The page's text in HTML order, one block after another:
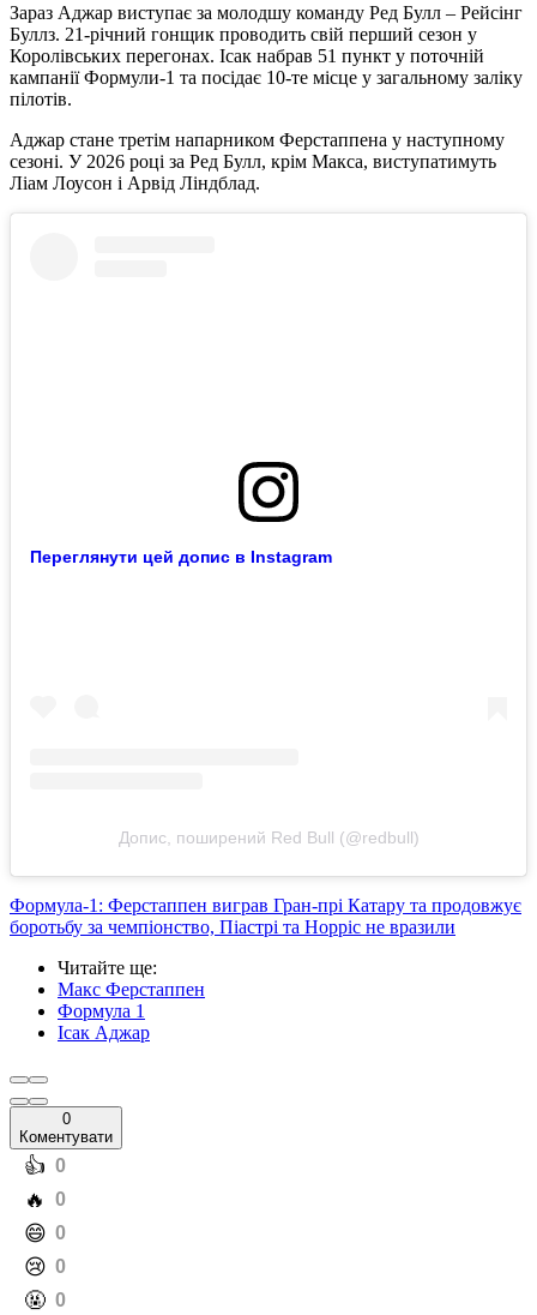
Зараз Аджар виступає за молодшу команду Ред Булл – Рейсінг
Буллз. 21-річний гонщик проводить свій перший сезон у
Королівських перегонах. Ісак набрав 51 пункт у поточній
кампанії Формули-1 та посідає 10-те місце у загальному заліку
пілотів.
Аджар стане третім напарником Ферстаппена у наступному
сезоні. У 2026 році за Ред Булл, крім Макса, виступатимуть
Ліам Лоусон і Арвід Ліндблад.
Переглянути цей допис в Instagram
Допис, поширений Red Bull (@redbull)
Формула-1: Ферстаппен виграв Гран-прі Катару та продовжує
боротьбу за чемпіонство, Піастрі та Норріс не вразили
Читайте ще:
Макс Ферстаппен
Формула 1
Ісак Аджар
0
Коментувати
️👍 0
️🔥 0
️😄 0
️😢 0
️🤬 0